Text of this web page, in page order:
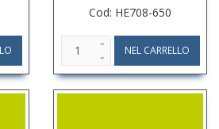
Cod: HE708-650